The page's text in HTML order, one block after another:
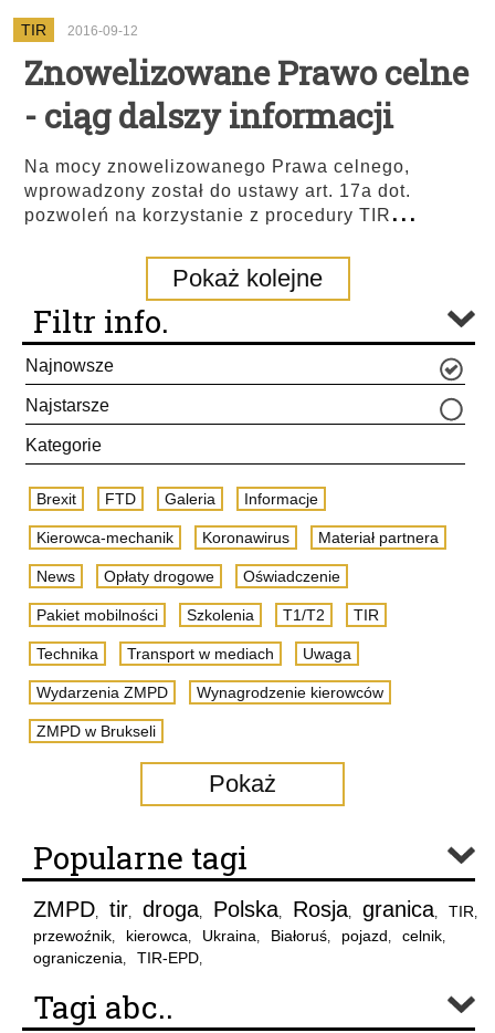
TIR 2016-09-12
Znowelizowane Prawo celne
- ciąg dalszy informacji
Na mocy znowelizowanego Prawa celnego,
wprowadzony został do ustawy art. 17a dot.
pozwoleń na korzystanie z procedury TIR...
Pokaż kolejne
Filtr info.
Najnowsze
Najstarsze
Kategorie
Brexit FTD Galeria Informacje
Kierowca-mechanik Koronawirus Materiał partnera
News Opłaty drogowe Oświadczenie
Pakiet mobilności Szkolenia T1/T2 TIR
Technika Transport w mediach Uwaga
Wydarzenia ZMPD Wynagrodzenie kierowców
ZMPD w Brukseli
Pokaż
Popularne tagi
ZMPD, tir, droga, Polska, Rosja, granica, TIR,
przewoźnik, kierowca, Ukraina, Białoruś, pojazd, celnik,
ograniczenia, TIR-EPD,
Tagi abc..